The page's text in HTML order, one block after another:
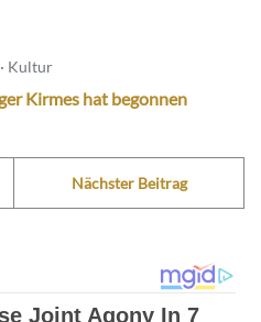
Kultur
Kirmes hat begonnen
Nächster Beitrag